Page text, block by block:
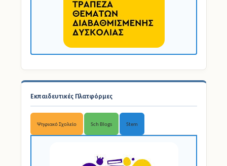
Εκπαιδευτικές Πλατφόρμες
Ψηφιακό Σχολείο Sch Blogs Stem